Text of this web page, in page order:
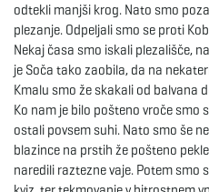
odtekli manjši krog. Nato smo
plezanje. Odpeljali smo se proti
Nekaj časa smo iskali plezališče,
je Soča tako zaobila, da na
Kmalu smo že skakali od balvana
Ko nam je bilo pošteno vroče smo
ostali povsem suhi. Nato smo še
blazince na prstih že pošteno
naredili raztezne vaje. Potem smo